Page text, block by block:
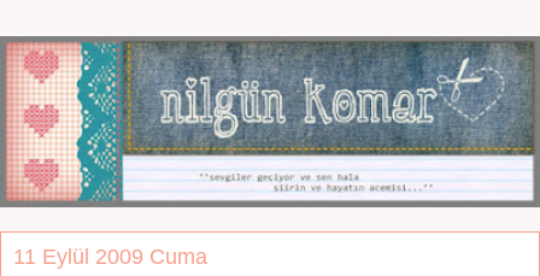
11 Eylül 2009 Cuma